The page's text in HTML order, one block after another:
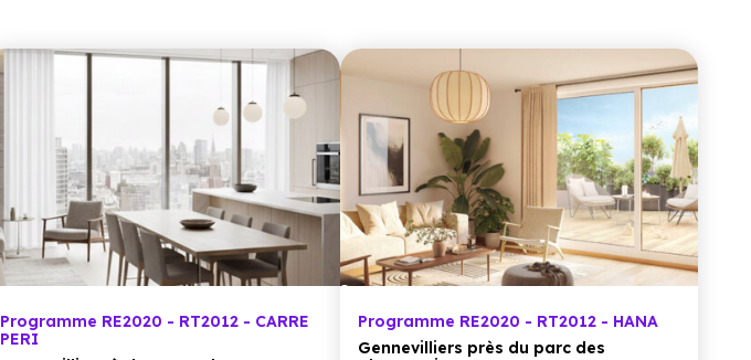
Programme RE2020 - RT2012 - CARRE
PERI
Programme RE2020 - RT2012 - HANA
Gennevilliers près du parc des